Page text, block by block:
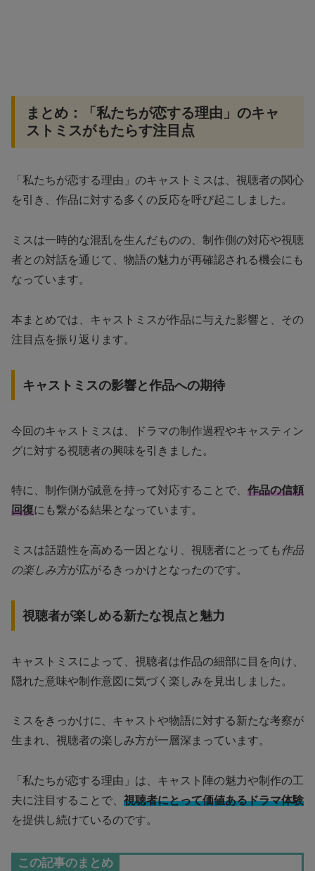
まとめ：「私たちが恋する理由」のキャ
ストミスがもたらす注目点
「私たちが恋する理由」のキャストミスは、視聴者の関心
を引き、作品に対する多くの反応を呼び起こしました。
ミスは一時的な混乱を生んだものの、制作側の対応や視聴
者との対話を通じて、物語の魅力が再確認される機会にも
なっています。
本まとめでは、キャストミスが作品に与えた影響と、その
注目点を振り返ります。
キャストミスの影響と作品への期待
今回のキャストミスは、ドラマの制作過程やキャスティン
グに対する視聴者の興味を引きました。
特に、制作側が誠意を持って対応することで、 作品の信頼
回復にも繋がる結果となっています。
ミスは話題性を高める一因となり、視聴者にとっても作品
の楽しみ方が広がるきっかけとなったのです。
視聴者が楽しめる新たな視点と魅力
キャストミスによって、視聴者は作品の細部に目を向け、
隠れた意味や制作意図に気づく楽しみを見出しました。
ミスをきっかけに、キャストや物語に対する新たな考察が
生まれ、視聴者の楽しみ方が一層深まっています。
「私たちが恋する理由」は、キャスト陣の魅力や制作の工
夫に注目することで、 視聴者にとって価値あるドラマ体験
を提供し続けているのです。
この記事のまとめ